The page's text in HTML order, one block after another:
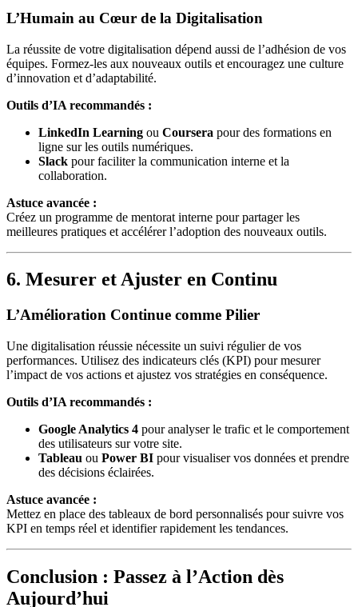
L’Humain au Cœur de la Digitalisation
La réussite de votre digitalisation dépend aussi de l’adhésion de vos
équipes. Formez-les aux nouveaux outils et encouragez une culture
d’innovation et d’adaptabilité.
Outils d’IA recommandés :
LinkedIn Learning ou Coursera pour des formations en
ligne sur les outils numériques.
Slack pour faciliter la communication interne et la
collaboration.
Astuce avancée :
Créez un programme de mentorat interne pour partager les
meilleures pratiques et accélérer l’adoption des nouveaux outils.
6. Mesurer et Ajuster en Continu
L’Amélioration Continue comme Pilier
Une digitalisation réussie nécessite un suivi régulier de vos
performances. Utilisez des indicateurs clés (KPI) pour mesurer
l’impact de vos actions et ajustez vos stratégies en conséquence.
Outils d’IA recommandés :
Google Analytics 4 pour analyser le trafic et le comportement
des utilisateurs sur votre site.
Tableau ou Power BI pour visualiser vos données et prendre
des décisions éclairées.
Astuce avancée :
Mettez en place des tableaux de bord personnalisés pour suivre vos
KPI en temps réel et identifier rapidement les tendances.
Conclusion : Passez à l’Action dès
Aujourd’hui